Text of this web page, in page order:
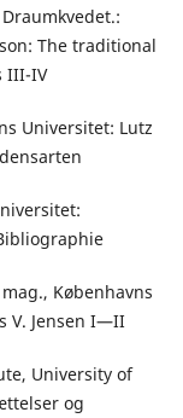
The traditional
III-IV
Universitet: Lutz
Københavns
V. Jensen I—II
University of
og